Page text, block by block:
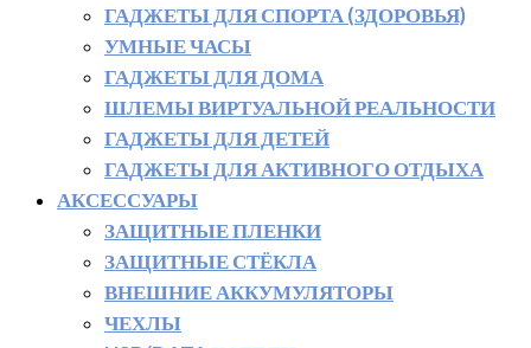
ГАДЖЕТЫ ДЛЯ СПОРТА (ЗДОРОВЬЯ)
УМНЫЕ ЧАСЫ
ГАДЖЕТЫ ДЛЯ ДОМА
ШЛЕМЫ ВИРТУАЛЬНОЙ РЕАЛЬНОСТИ
ГАДЖЕТЫ ДЛЯ ДЕТЕЙ
ГАДЖЕТЫ ДЛЯ АКТИВНОГО ОТДЫХА
АКСЕССУАРЫ
ЗАЩИТНЫЕ ПЛЕНКИ
ЗАЩИТНЫЕ СТЁКЛА
ВНЕШНИЕ АККУМУЛЯТОРЫ
ЧЕХЛЫ